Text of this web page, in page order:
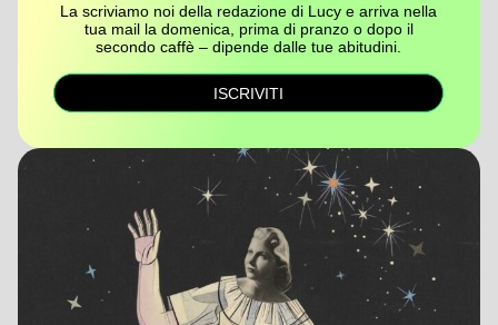
La scriviamo noi della redazione di Lucy e arriva nella
tua mail la domenica, prima di pranzo o dopo il
secondo caffè – dipende dalle tue abitudini.
ISCRIVITI